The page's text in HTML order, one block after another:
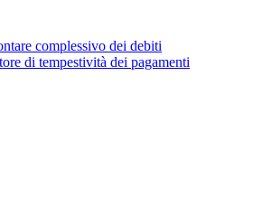
complessivo dei debiti
di tempestività dei pagamenti